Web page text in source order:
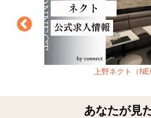
上野ネクト（
あなたが見